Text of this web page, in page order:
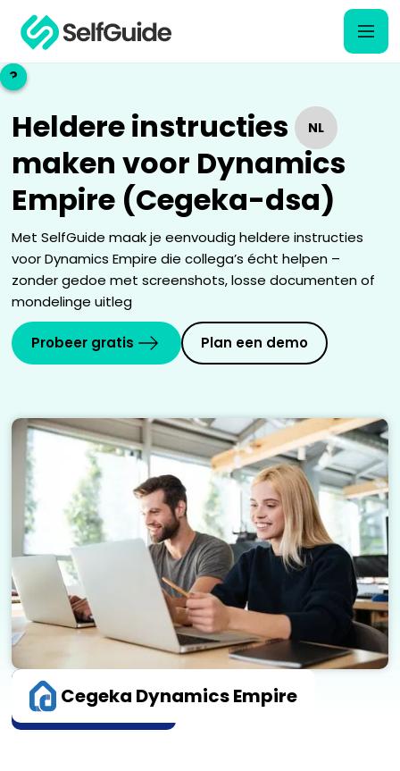
NL
EN
?
NL
EN
?
Heldere instructies
maken voor Dynamics
Empire (Cegeka-dsa)
Met SelfGuide maak je eenvoudig heldere instructies
voor Dynamics Empire die collega’s écht helpen –
zonder gedoe met screenshots, losse documenten of
mondelinge uitleg
Probeer gratis Plan een demo
10x sneller
instructies maken
Cegeka Dynamics Empire